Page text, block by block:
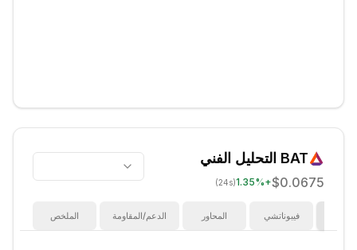
BAT التحليل الفني
$0.0675
+
1.35%
(24s)
الملخص الدعم/المقاومة المحاور فيبوناتشي